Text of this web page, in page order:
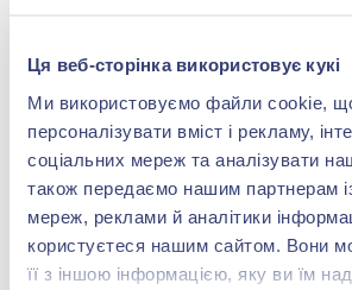
Ця веб-сторінка використовує кукі
Ми використовуємо файли cookie,
персоналізувати вміст і рекламу,
соціальних мереж та аналізувати
також передаємо нашим партнерам
мереж, реклами й аналітики
користуєтеся нашим сайтом. Вони
її з іншою інформацією, яку ви їм
925° з емаллю, арт.
15 325,00 грн
12 260,00 грн
(арт. Ложка 5 Мишка эм)
Купити